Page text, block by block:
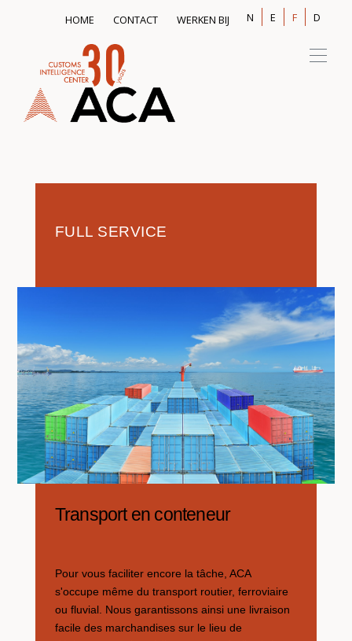
TOPMENU
HOME CONTACT WERKEN BIJ N E F D
FULL SERVICE
Transport en conteneur
Pour vous faciliter encore la tâche, ACA
s'occupe même du transport routier, ferroviaire
ou fluvial. Nous garantissons ainsi une livraison
facile des marchandises sur le lieu de